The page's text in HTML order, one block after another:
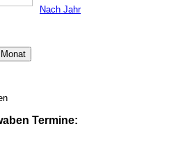
Nach Jahr
Termine: